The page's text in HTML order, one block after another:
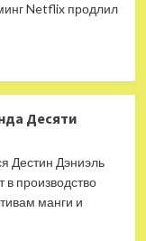
Netflix продлил
Десяти
Дестин Дэниэль
в производство
манги и